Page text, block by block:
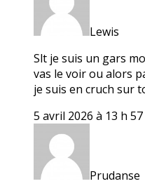
Lewis
Slt je suis un gars
vas le voir ou alors
je suis en cruch sur
5 avril 2026 à 13 h
Prudanse